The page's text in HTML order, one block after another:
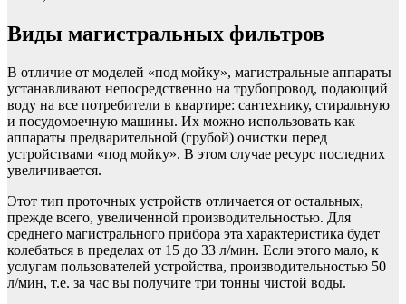
Виды магистральных фильтров
В отличие от моделей «под мойку», магистральные аппараты
устанавливают непосредственно на трубопровод, подающий
воду на все потребители в квартире: сантехнику, стиральную
и посудомоечную машины. Их можно использовать как
аппараты предварительной (грубой) очистки перед
устройствами «под мойку». В этом случае ресурс последних
увеличивается.
Этот тип проточных устройств отличается от остальных,
прежде всего, увеличенной производительностью. Для
среднего магистрального прибора эта характеристика будет
колебаться в пределах от 15 до 33 л/мин. Если этого мало, к
услугам пользователей устройства, производительностью 50
л/мин, т.е. за час вы получите три тонны чистой воды.